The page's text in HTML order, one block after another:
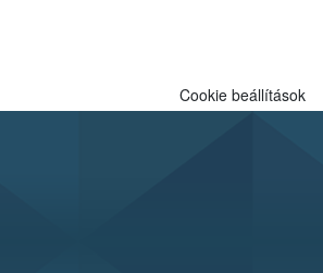
Oktatási Programja összegyűjtötte a
Cookie beállítások